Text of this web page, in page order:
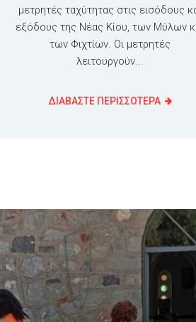
μετρητές ταχύτητας στις εισόδους
εξόδους της Νέας Κίου, των Μύλων
των Φιχτίων. Οι μετρητές
λειτουργούν...
ΔΙΑΒΑΣΤΕ ΠΕΡΙΣΣΟΤΕΡΑ